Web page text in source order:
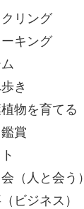
リング
キング
き
物を育てる
賞
（人と会う）
ビジネス）